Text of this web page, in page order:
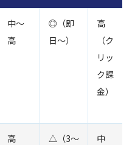
中〜
高
◎（即
日〜）
高
（ク
リッ
ク課
金）
高
△（3〜
中